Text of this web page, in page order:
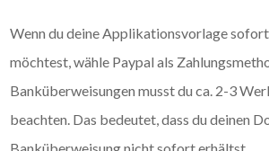
Wenn du deine Applikationsvorlage
möchtest, wähle Paypal als
Banküberweisungen musst du ca. 2-3
beachten. Das bedeutet, dass du deinen